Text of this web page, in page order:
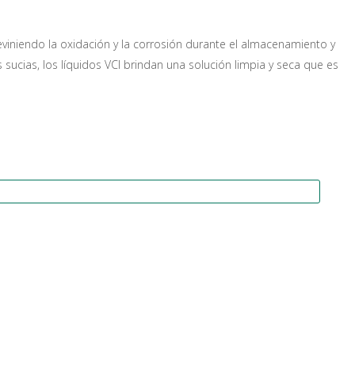
la oxidación y la corrosión durante el almacenamiento y
los líquidos VCI brindan una solución limpia y seca que es